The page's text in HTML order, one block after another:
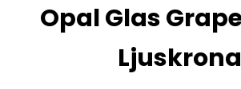
Opal Glas
Ljuskrona